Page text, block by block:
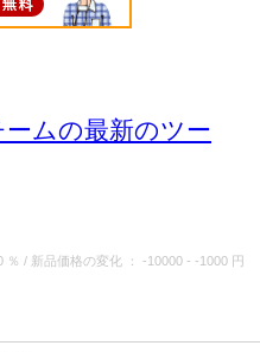
ムの最新のツー
％ / 新品価格の変化
： -10000 - -1000 円